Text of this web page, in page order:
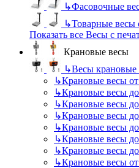
↳Фасовочные
↳Товарные весы
Показать все Весы с
Крановые весы
↳Весы крановые
↳Крановые весы
↳Крановые весы
↳Крановые весы
↳Крановые весы
↳Крановые весы
↳Крановые весы
↳Крановые весы
↳Крановые весы